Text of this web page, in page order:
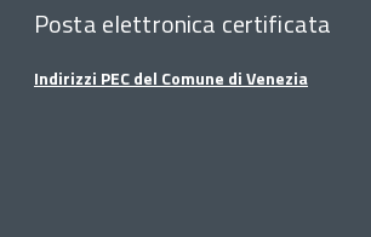
Posta elettronica certificata
Indirizzi PEC del Comune di Venezia